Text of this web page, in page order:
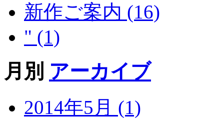
新作ご案内 (16)
" (1)
月別 アーカイブ
2014年5月 (1)